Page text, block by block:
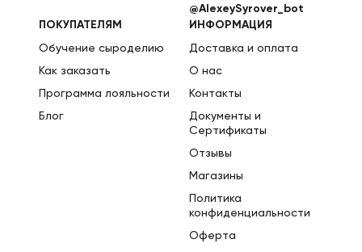
@AlexeySyrover_bot
ПОКУПАТЕЛЯМ
Обучение сыроделию
Как заказать
Программа лояльности
Блог
ИНФОРМАЦИЯ
Доставка и оплата
О нас
Контакты
Документы и
Сертификаты
Отзывы
Магазины
Политика
конфиденциальности
Оферта